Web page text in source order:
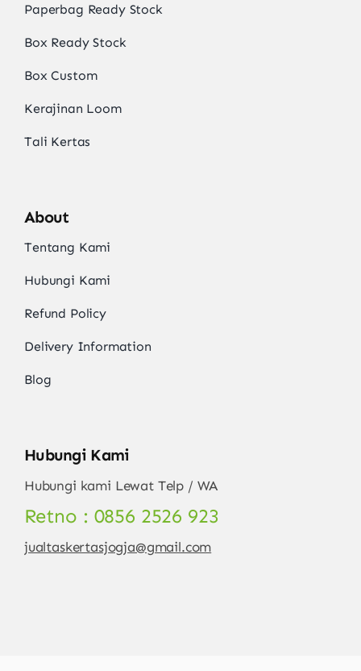
Paperbag Ready Stock
Box Ready Stock
Box Custom
Kerajinan Loom
Tali Kertas
About
Tentang Kami
Hubungi Kami
Refund Policy
Delivery Information
Blog
Hubungi Kami
Hubungi kami Lewat Telp / WA
Retno : 0856 2526 923
jualtaskertasjogja@gmail.com